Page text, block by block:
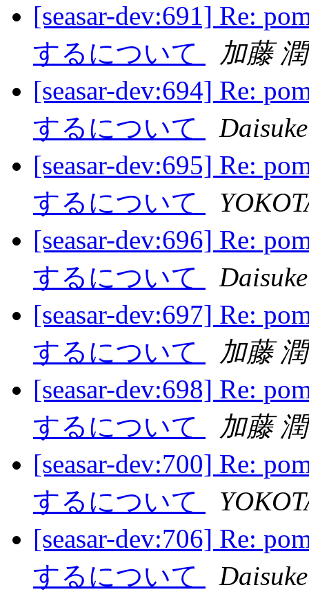
[seasar-dev:691] Re:
するについて
加藤
[seasar-dev:694] Re:
するについて
[seasar-dev:695] Re:
するについて
[seasar-dev:696] Re:
するについて
[seasar-dev:697] Re:
するについて
加藤
[seasar-dev:698] Re:
するについて
加藤
[seasar-dev:700] Re:
するについて
[seasar-dev:706] Re:
するについて